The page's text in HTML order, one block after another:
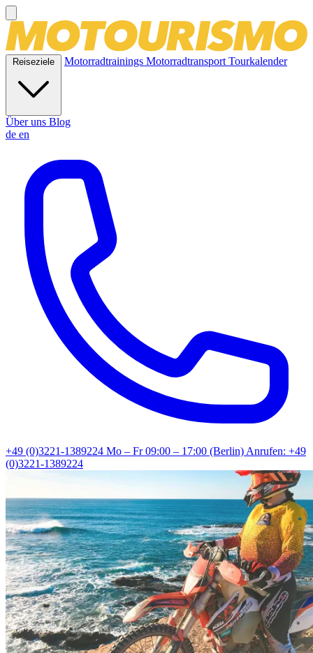
Reiseziele Motorradtrainings MotorradtransportTourkalender
Über uns Blog
de en
+49 (0)3221-1389224 Mo – Fr 09:00 – 17:00 (Berlin)Anrufen: +49
(0)3221-1389224